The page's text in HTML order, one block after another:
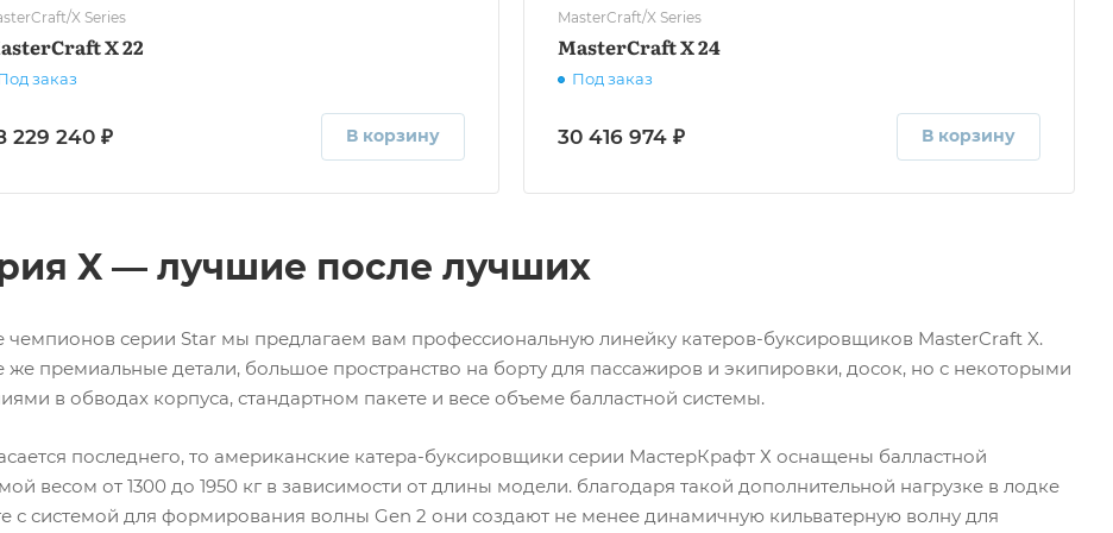
X Series
X 22
заказ
229 240 ₽ В корзину
MasterCraft/X Series
MasterCraft X 24
Под заказ
30 416 974 ₽ В корзину
X — лучшие после лучших
чемпионов серии Star мы предлагаем вам профессиональную линейку катеров-буксировщиков MasterCraft X.
же премиальные детали, большое пространство на борту для пассажиров и экипировки, досок, но с некоторыми
в обводах корпуса, стандартном пакете и весе объеме балластной системы.
последнего, то американские катера-буксировщики серии МастерКрафт Х оснащены балластной
весом от 1300 до 1950 кг в зависимости от длины модели. благодаря такой дополнительной нагрузке в лодке
с системой для формирования волны Gen 2 они создают не менее динамичную кильватерную волну для